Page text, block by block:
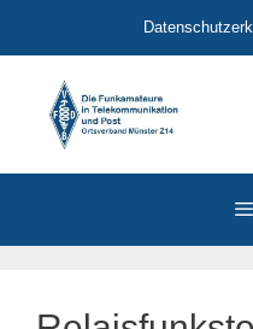
springen